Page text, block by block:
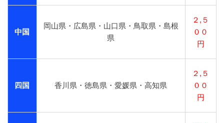
中国
岡山県・広島県・山口県・鳥取県・島根
県
２,５
００
円
四国 香川県・徳島県・愛媛県・高知県
２,５
００
円